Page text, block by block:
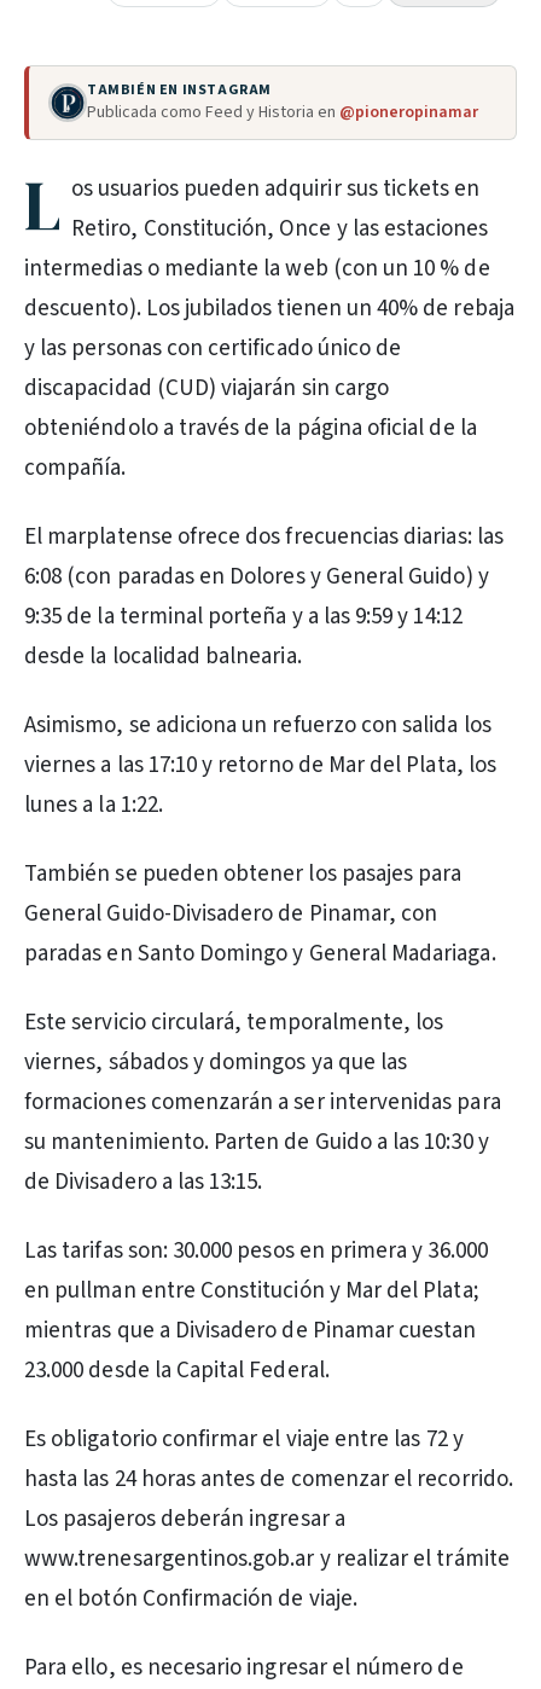
TAMBIÉN EN INSTAGRAM
Publicada como Feed y Historia en @pioneropinamar
L os usuarios pueden adquirir sus tickets en
Retiro, Constitución, Once y las estaciones
intermedias o mediante la web (con un 10 % de
descuento). Los jubilados tienen un 40% de rebaja
y las personas con certificado único de
discapacidad (CUD) viajarán sin cargo
obteniéndolo a través de la página oficial de la
compañía.
El marplatense ofrece dos frecuencias diarias: las
6:08 (con paradas en Dolores y General Guido) y
9:35 de la terminal porteña y a las 9:59 y 14:12
desde la localidad balnearia.
Asimismo, se adiciona un refuerzo con salida los
viernes a las 17:10 y retorno de Mar del Plata, los
lunes a la 1:22.
También se pueden obtener los pasajes para
General Guido-Divisadero de Pinamar, con
paradas en Santo Domingo y General Madariaga.
Este servicio circulará, temporalmente, los
viernes, sábados y domingos ya que las
formaciones comenzarán a ser intervenidas para
su mantenimiento. Parten de Guido a las 10:30 y
de Divisadero a las 13:15.
Las tarifas son: 30.000 pesos en primera y 36.000
en pullman entre Constitución y Mar del Plata;
mientras que a Divisadero de Pinamar cuestan
23.000 desde la Capital Federal.
Es obligatorio confirmar el viaje entre las 72 y
hasta las 24 horas antes de comenzar el recorrido.
Los pasajeros deberán ingresar a
www.trenesargentinos.gob.ar y realizar el trámite
en el botón Confirmación de viaje.
Para ello, es necesario ingresar el número de